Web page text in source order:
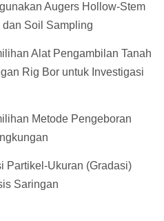
Augers Hollow-Stem
Soil Sampling
Alat Pengambilan Tanah
Rig Bor untuk Investigasi
Metode Pengeboran
Partikel-Ukuran (Gradasi)
Saringan